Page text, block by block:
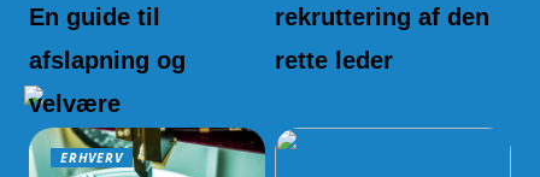
En guide til
afslapning og
velvære
rekruttering af den
rette leder
ERHVERV